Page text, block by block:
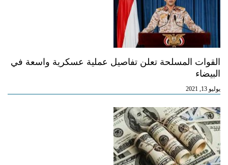
القوات المسلحة تعلن تفاصيل عملية عسكرية واسعة في
البيضاء
يوليو 13, 2021